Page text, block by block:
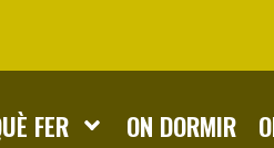
FER ON DORMIR